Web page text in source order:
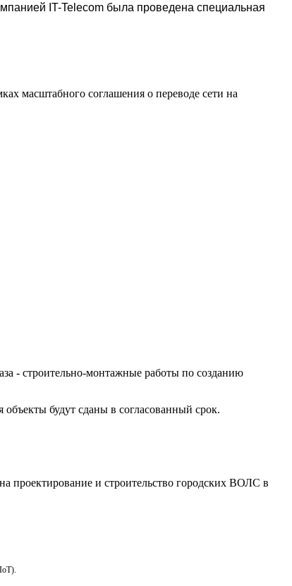
IT-Telecom была проведена специальная
масштабного соглашения о переводе сети на
- строительно-монтажные работы по созданию
будут сданы в согласованный срок.
проектирование и строительство городских ВОЛС в